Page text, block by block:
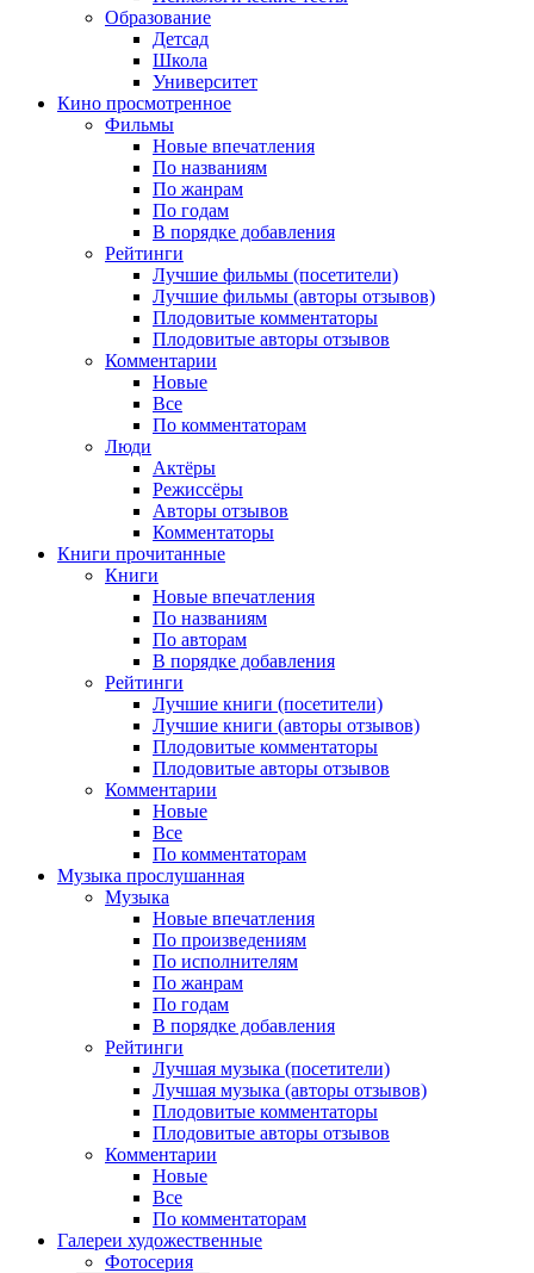
Образование
Детсад
Школа
Университет
Кино просмотренное
Фильмы
Новые впечатления
По названиям
По жанрам
По годам
В порядке добавления
Рейтинги
Лучшие фильмы (посетители)
Лучшие фильмы (авторы отзывов)
Плодовитые комментаторы
Плодовитые авторы отзывов
Комментарии
Новые
Все
По комментаторам
Люди
Актёры
Режиссёры
Авторы отзывов
Комментаторы
Книги прочитанные
Книги
Новые впечатления
По названиям
По авторам
В порядке добавления
Рейтинги
Лучшие книги (посетители)
Лучшие книги (авторы отзывов)
Плодовитые комментаторы
Плодовитые авторы отзывов
Комментарии
Новые
Все
По комментаторам
Музыка прослушанная
Музыка
Новые впечатления
По произведениям
По исполнителям
По жанрам
По годам
В порядке добавления
Рейтинги
Лучшая музыка (посетители)
Лучшая музыка (авторы отзывов)
Плодовитые комментаторы
Плодовитые авторы отзывов
Комментарии
Новые
Все
По комментаторам
Галереи художественные
Фотосерия